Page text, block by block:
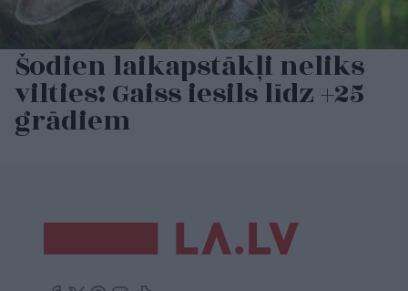
Šodien laikapstākļi neliks
vilties! Gaiss iesils līdz +25
grādiem